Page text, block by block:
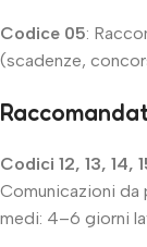
Codice 05:
(scadenze,
Codici 12, 13, 14,
Comunicazioni da
medi: 4–6 giorni